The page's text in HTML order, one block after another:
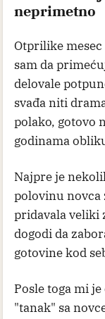
neprimetno
Otprilike mesec
sam da
delovale
svađa niti
polako, gotovo
godinama
Najpre je
polovinu novca
pridavala veliki
dogodi da
gotovine kod
Posle toga mi
"tanak" sa